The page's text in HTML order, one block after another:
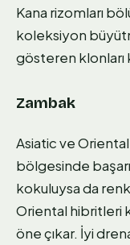
Kana rizomları
koleksiyon
gösteren klonları
Zambak
Asiatic ve
bölgesinde
kokuluysa da renk
Oriental hibritleri
öne çıkar. İyi